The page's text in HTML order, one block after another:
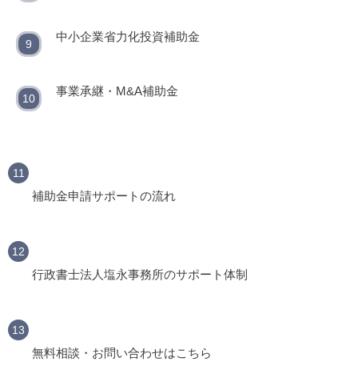
中小企業省力化投資補助金
事業承継・M&A補助金
補助金申請サポートの流れ
行政書士法人塩永事務所のサポート体制
無料相談・お問い合わせはこちら